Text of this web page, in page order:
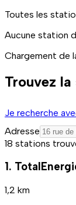
Toutes les
Aucune station
Chargement de
Trouvez
Je recherche
Adresse
18 stations
1.
1,2 km